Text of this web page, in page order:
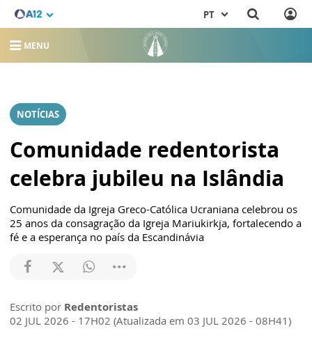
PT
MENU
NOTÍCIAS
Comunidade redentorista
celebra jubileu na Islândia
Comunidade da Igreja Greco-Católica Ucraniana celebrou os
25 anos da consagração da Igreja Mariukirkja, fortalecendo a
fé e a esperança no país da Escandinávia
Escrito por Redentoristas
02 JUL 2026 - 17H02 (Atualizada em 03 JUL 2026 - 08H41)